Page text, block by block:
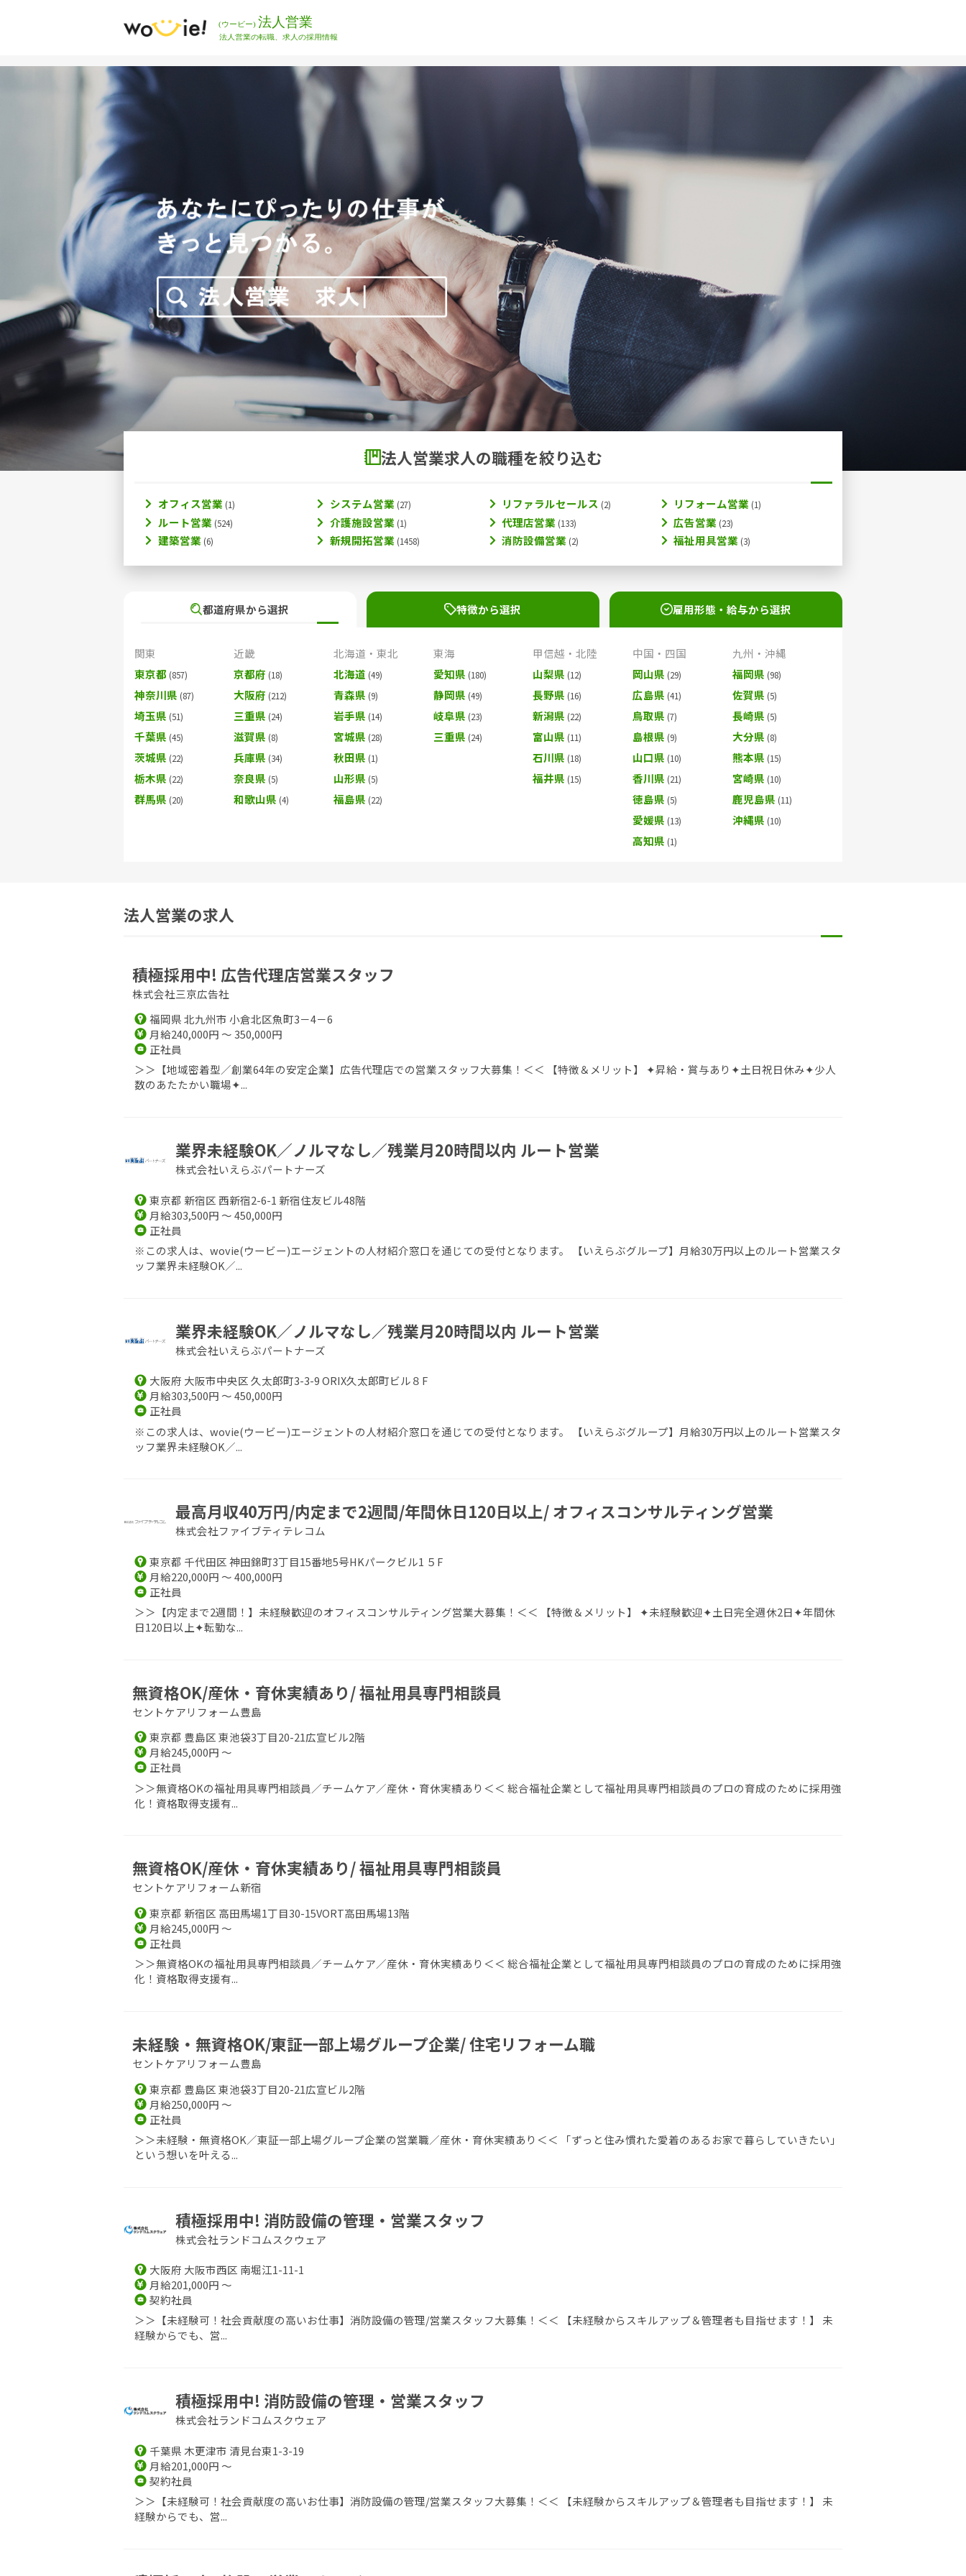
法人営業求人の職種を絞り込む
オフィス営業 システム営業 リファラルセールス
リフォーム営業
ルート営業
介護施設営業 代理店営業
広告営業
建築営業
新規開拓営業 消防設備営業 福祉用具営業
都道府県から選択
関東
東京都
神奈川県
埼玉県
千葉県
茨城県
栃木県
群馬県
近畿
京都府
大阪府
三重県
滋賀県
兵庫県
奈良県
和歌山県
北海道・東北
北海道
青森県
岩手県
宮城県
秋田県
山形県
福島県
東海
愛知県
静岡県
岐阜県
三重県
甲信越・北陸
山梨県
長野県
新潟県
富山県
石川県
福井県
中国・四国
岡山県
広島県
鳥取県
島根県
山口県
香川県
徳島県
愛媛県
高知県
九州・沖縄
福岡県
佐賀県
長崎県
大分県
熊本県
宮崎県
鹿児島県
沖縄県
雇用形態・給与から選択
特徴から選択
法人営業の求人
積極採用中! 広告代理店営業スタッフ
株式会社三京広告社
福岡県 北九州市 小倉北区魚町3－4－6
月給240,000円 ～ 350,000円
正社員
＞＞【地域密着型／創業64年の安定企業】広告代理店での営業スタッフ大募集！＜＜ 【特徴＆メリット】 ✦昇給・賞与あり✦土日祝日休み✦少人
数のあたたかい職場✦...
業界未経験OK／ノルマなし／残業月20時間以内 ルート営業
株式会社いえらぶパートナーズ
東京都 新宿区 西新宿2-6-1 新宿住友ビル48階
月給303,500円 ～ 450,000円
正社員
※この求人は、wovie(ウービー)エージェントの人材紹介窓口を通じての受付となります。 【いえらぶグループ】月給30万円以上のルート営業スタ
ッフ業界未経験OK／...
業界未経験OK／ノルマなし／残業月20時間以内 ルート営業
株式会社いえらぶパートナーズ
大阪府 大阪市中央区 久太郎町3-3-9 ORIX久太郎町ビル８F
月給303,500円 ～ 450,000円
正社員
※この求人は、wovie(ウービー)エージェントの人材紹介窓口を通じての受付となります。 【いえらぶグループ】月給30万円以上のルート営業スタ
ッフ業界未経験OK／...
最高月収40万円/内定まで2週間/年間休日120日以上/ オフィスコンサルティング営業
株式会社ファイブティテレコム
東京都 千代田区 神田錦町3丁目15番地5号HKパークビル1 ５F
月給220,000円 ～ 400,000円
正社員
＞＞【内定まで2週間！】未経験歓迎のオフィスコンサルティング営業大募集！＜＜ 【特徴＆メリット】 ✦未経験歓迎✦土日完全週休2日✦年間休
日120日以上✦転勤な...
無資格OK/産休・育休実績あり/ 福祉用具専門相談員
セントケアリフォーム豊島
東京都 豊島区 東池袋3丁目20-21広宣ビル2階
月給245,000円 ～
正社員
＞＞無資格OKの福祉用具専門相談員／チームケア／産休・育休実績あり＜＜ 総合福祉企業として福祉用具専門相談員のプロの育成のために採用強
化！資格取得支援有...
無資格OK/産休・育休実績あり/ 福祉用具専門相談員
セントケアリフォーム新宿
東京都 新宿区 高田馬場1丁目30-15VORT高田馬場13階
月給245,000円 ～
正社員
＞＞無資格OKの福祉用具専門相談員／チームケア／産休・育休実績あり＜＜ 総合福祉企業として福祉用具専門相談員のプロの育成のために採用強
化！資格取得支援有...
未経験・無資格OK/東証一部上場グループ企業/ 住宅リフォーム職
セントケアリフォーム豊島
東京都 豊島区 東池袋3丁目20-21広宣ビル2階
月給250,000円 ～
正社員
＞＞未経験・無資格OK／東証一部上場グループ企業の営業職／産休・育休実績あり＜＜ 「ずっと住み慣れた愛着のあるお家で暮らしていきたい」
という想いを叶える...
積極採用中! 消防設備の管理・営業スタッフ
株式会社ランドコムスクウェア
大阪府 大阪市西区 南堀江1-11-1
月給201,000円 ～
契約社員
＞＞【未経験可！社会貢献度の高いお仕事】消防設備の管理/営業スタッフ大募集！＜＜ 【未経験からスキルアップ＆管理者も目指せます！】 未
経験からでも、営...
積極採用中! 消防設備の管理・営業スタッフ
株式会社ランドコムスクウェア
千葉県 木更津市 清見台東1-3-19
月給201,000円 ～
契約社員
＞＞【未経験可！社会貢献度の高いお仕事】消防設備の管理/営業スタッフ大募集！＜＜ 【未経験からスキルアップ＆管理者も目指せます！】 未
経験からでも、営...